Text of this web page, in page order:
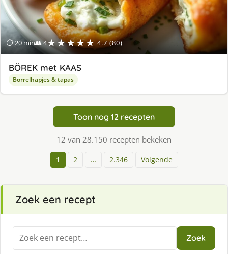
⏱ 20 min👥 4★★★★★ 4.7 (80)
BÖREK met KAAS
Borrelhapjes & tapas
Toon nog 12 recepten
12 van 28.150 recepten bekeken
1 2 … 2.346 Volgende
Zoek een recept
Zoeken
naar:
Zoek